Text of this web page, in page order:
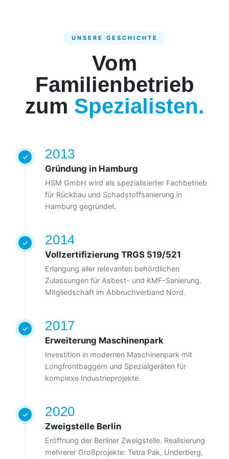
UNSERE GESCHICHTE
Vom
Familienbetrieb
zum Spezialisten.
2013
Gründung in Hamburg
HSM GmbH wird als spezialisierter Fachbetrieb
für Rückbau und Schadstoffsanierung in
Hamburg gegründet.
2014
Vollzertifizierung TRGS 519/521
Erlangung aller relevanten behördlichen
Zulassungen für Asbest- und KMF-Sanierung.
Mitgliedschaft im Abbruchverband Nord.
2017
Erweiterung Maschinenpark
Investition in modernen Maschinenpark mit
Longfrontbaggern und Spezialgeräten für
komplexe Industrieprojekte.
2020
Zweigstelle Berlin
Eröffnung der Berliner Zweigstelle. Realisierung
mehrerer Großprojekte: Tetra Pak, Underberg,